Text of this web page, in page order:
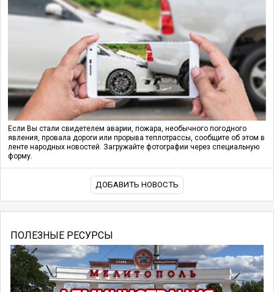
Если Вы стали свидетелем аварии, пожара, необычного погодного
явления, провала дороги или прорыва теплотрассы, сообщите об этом в
ленте народных новостей. Загружайте фотографии через специальную
форму.
ДОБАВИТЬ НОВОСТЬ
ПОЛЕЗНЫЕ РЕСУРСЫ